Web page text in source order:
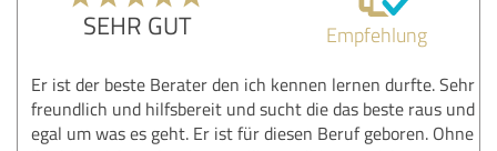
SEHR GUT Empfehlung
Er ist der beste Berater den ich kennen lernen durfte. Sehr
freundlich und hilfsbereit und sucht die das beste raus und
egal um was es geht. Er ist für diesen Beruf geboren. Ohne